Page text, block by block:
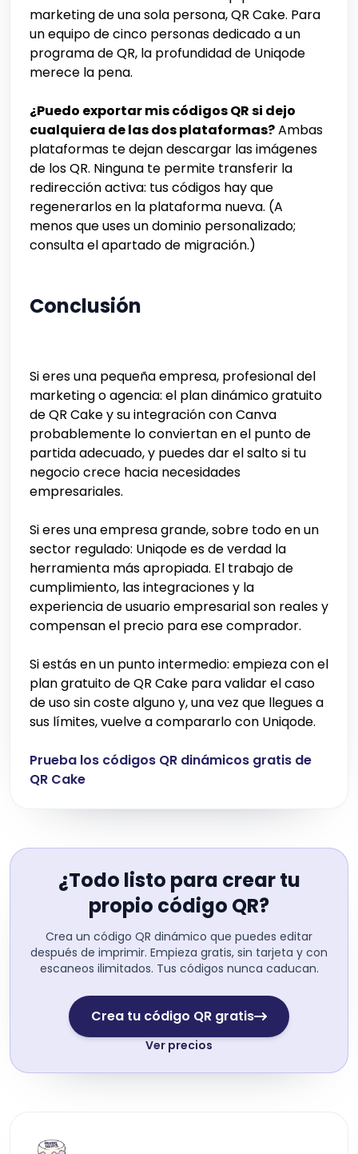
marketing de una sola persona, QR Cake. Para
un equipo de cinco personas dedicado a un
programa de QR, la profundidad de Uniqode
merece la pena.
¿Puedo exportar mis códigos QR si dejo
cualquiera de las dos plataformas?Ambas
plataformas te dejan descargar las imágenes
de los QR. Ninguna te permite transferir la
redirección activa: tus códigos hay que
regenerarlos en la plataforma nueva. (A
menos que uses un dominio personalizado;
consulta el apartado de migración.)
Conclusión
Si eres una pequeña empresa, profesional del
marketing o agencia: el plan dinámico gratuito
de QR Cake y su integración con Canva
probablemente lo conviertan en el punto de
partida adecuado, y puedes dar el salto si tu
negocio crece hacia necesidades
empresariales.
Si eres una empresa grande, sobre todo en un
sector regulado: Uniqode es de verdad la
herramienta más apropiada. El trabajo de
cumplimiento, las integraciones y la
experiencia de usuario empresarial son reales y
compensan el precio para ese comprador.
Si estás en un punto intermedio: empieza con el
plan gratuito de QR Cake para validar el caso
de uso sin coste alguno y, una vez que llegues a
sus límites, vuelve a compararlo con Uniqode.
Prueba los códigos QR dinámicos gratis de
QR Cake
¿Todo listo para crear tu
propio código QR?
Crea un código QR dinámico que puedes editar
después de imprimir. Empieza gratis, sin tarjeta y con
escaneos ilimitados. Tus códigos nunca caducan.
Crea tu código QR gratis
Ver precios